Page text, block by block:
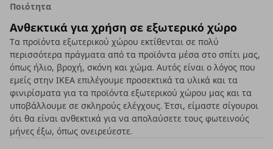
Ποιότητα
Ανθεκτικά για χρήση σε εξωτερικό χώρο
Τα προϊόντα εξωτερικού χώρου εκτίθενται σε πολύ
περισσότερα πράγματα από τα προϊόντα μέσα στο σπίτι μας,
όπως ήλιο, βροχή, σκόνη και χώμα. Αυτός είναι ο λόγος που
εμείς στην ΙΚΕΑ επιλέγουμε προσεκτικά τα υλικά και τα
φινιρίσματα για τα προϊόντα εξωτερικού χώρου μας και τα
υποβάλλουμε σε σκληρούς ελέγχους. Έτσι, είμαστε σίγουροι
ότι θα είναι ανθεκτικά για να απολαύσετε τους φωτεινούς
μήνες έξω, όπως ονειρεύεστε.